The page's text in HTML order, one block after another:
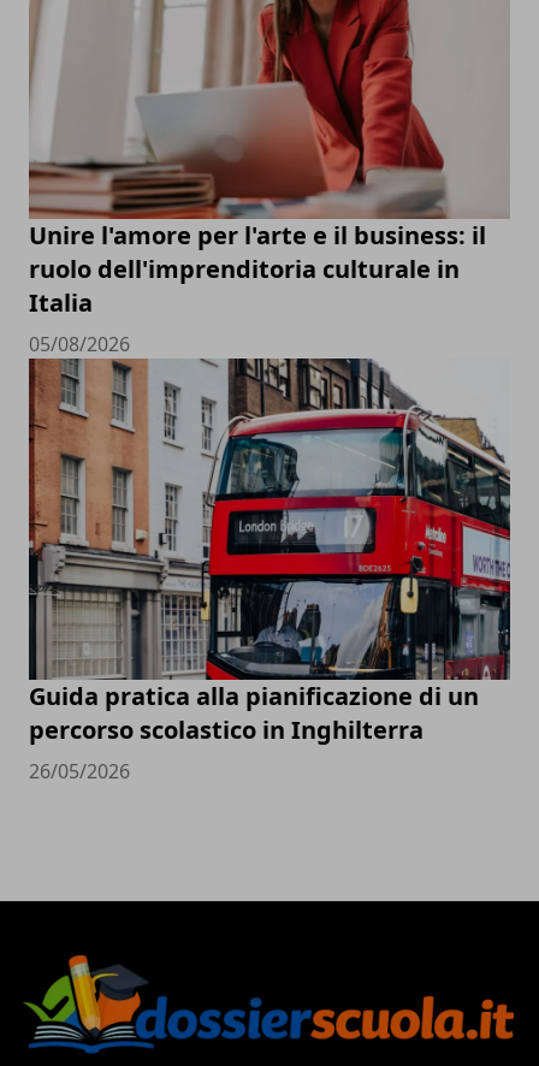
Unire l'amore per l'arte e il business: il
ruolo dell'imprenditoria culturale in
Italia
05/08/2026
Guida pratica alla pianificazione di un
percorso scolastico in Inghilterra
26/05/2026